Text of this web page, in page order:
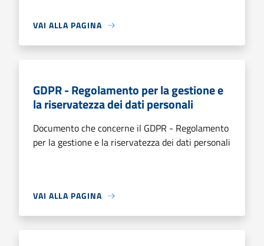
VAI ALLA PAGINA
GDPR - Regolamento per la gestione e
la riservatezza dei dati personali
Documento che concerne il GDPR - Regolamento
per la gestione e la riservatezza dei dati personali
VAI ALLA PAGINA